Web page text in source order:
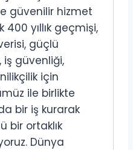
güvenilir hizmet
400 yıllık geçmişi,
güçlü
güvenliği,
için
ile birlikte
bir iş kurarak
bir ortaklık
Dünya